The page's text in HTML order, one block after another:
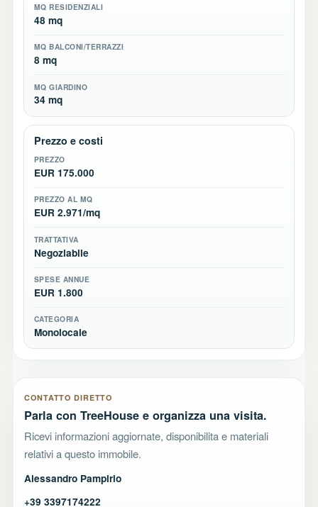
MQ RESIDENZIALI
48 mq
MQ BALCONI/TERRAZZI
8 mq
MQ GIARDINO
34 mq
Prezzo e costi
PREZZO
EUR 175.000
PREZZO AL MQ
EUR 2.971/mq
TRATTATIVA
Negoziabile
SPESE ANNUE
EUR 1.800
CATEGORIA
Monolocale
CONTATTO DIRETTO
Parla con TreeHouse e organizza una visita.
Ricevi informazioni aggiornate, disponibilita e materiali
relativi a questo immobile.
Alessandro Pampirio
+39 3397174222